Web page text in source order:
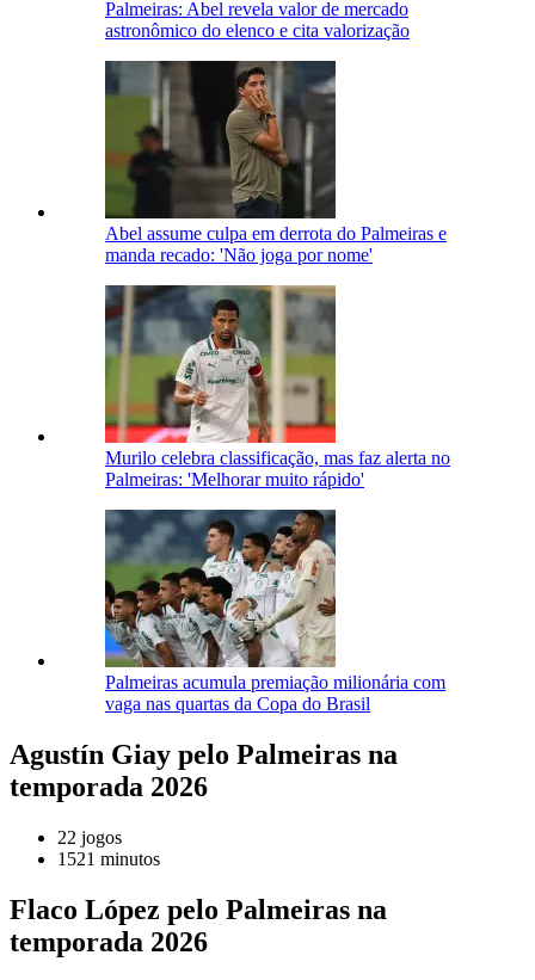
Palmeiras: Abel revela valor de mercado
astronômico do elenco e cita valorização
Abel assume culpa em derrota do Palmeiras e
manda recado: 'Não joga por nome'
Murilo celebra classificação, mas faz alerta no
Palmeiras: 'Melhorar muito rápido'
Palmeiras acumula premiação milionária com
vaga nas quartas da Copa do Brasil
Agustín Giay pelo Palmeiras na
temporada 2026
22 jogos
1521 minutos
Flaco López pelo Palmeiras na
temporada 2026